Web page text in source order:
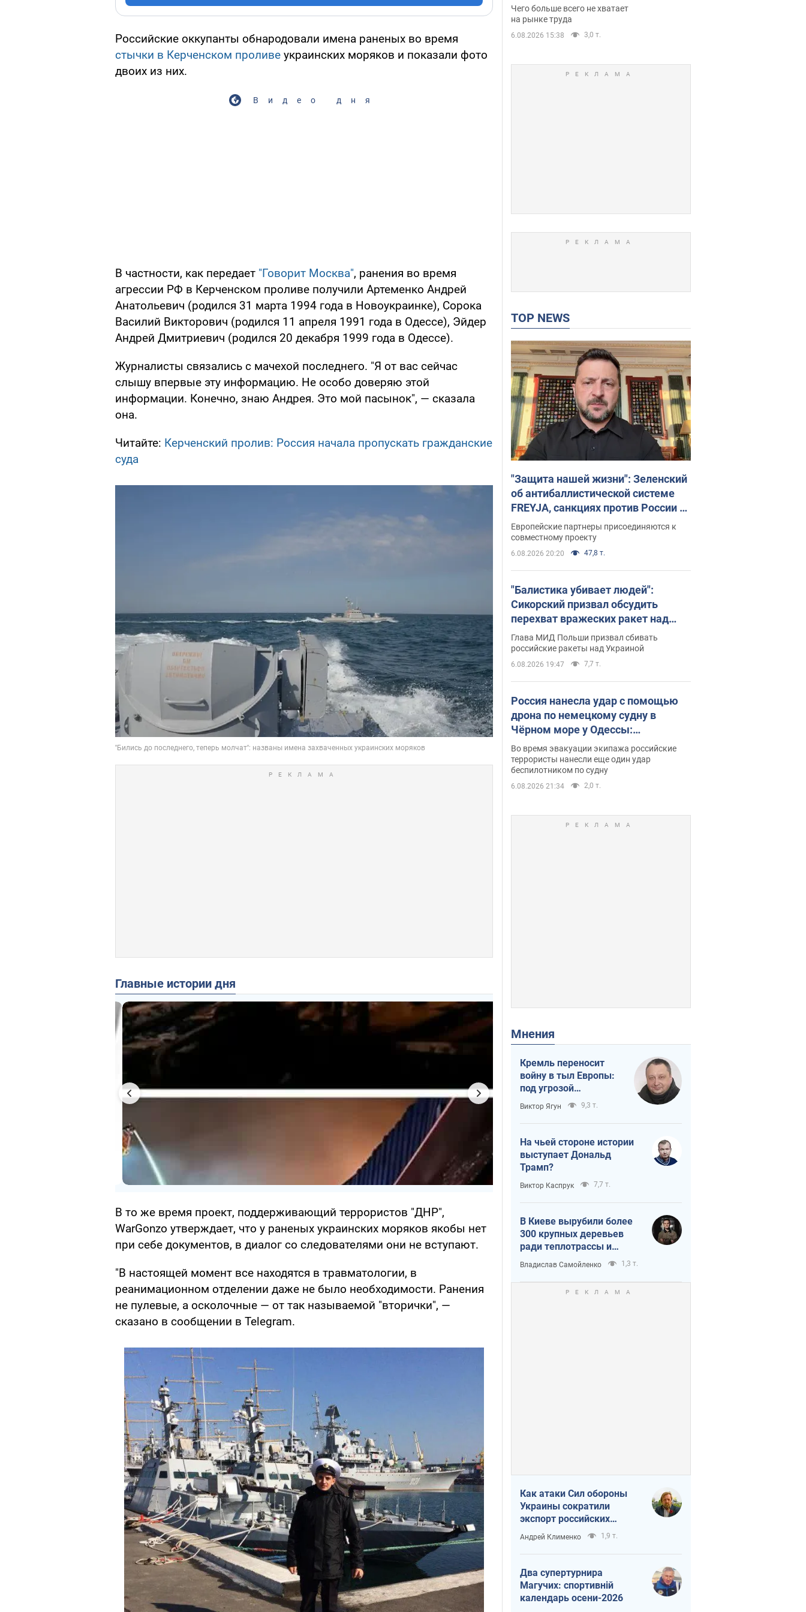
Российские оккупанты обнародовали имена раненых во время
стычки в Керченском проливе украинских моряков и показали фото
двоих из них.
Видео дня
В частности, как передает "Говорит Москва", ранения во время
агрессии РФ в Керченском проливе получили Артеменко Андрей
Анатольевич (родился 31 марта 1994 года в Новоукраинке), Сорока
Василий Викторович (родился 11 апреля 1991 года в Одессе), Эйдер
Андрей Дмитриевич (родился 20 декабря 1999 года в Одессе).
Журналисты связались с мачехой последнего. "Я от вас сейчас
слышу впервые эту информацию. Не особо доверяю этой
информации. Конечно, знаю Андрея. Это мой пасынок", — сказала
она.
Читайте: Керченский пролив: Россия начала пропускать гражданские
суда
Главные истории дня
В то же время проект, поддерживающий террористов "ДНР",
WarGonzo утверждает, что у раненых украинских моряков якобы нет
при себе документов, в диалог со следователями они не вступают.
"В настоящей момент все находятся в травматологии, в
реанимационном отделении даже не было необходимости. Ранения
не пулевые, а осколочные — от так называемой "вторички", —
сказано в сообщении в Telegram.
вакансии
Чего больше всего не хватает
на рынке труда
6.08.2026 15:38 3,0 т.
TOP NEWS
"Защита нашей жизни": Зеленский
об антибаллистической системе
FREYJA, санкциях против России и
поддержке аграриев. Видео
Европейские партнеры присоединяются к
совместному проекту
6.08.2026 20:20 47,8 т.
"Балистика убивает людей":
Сикорский призвал обсудить
перехват вражеских ракет над
Украиной
Глава МИД Польши призвал сбивать
российские ракеты над Украиной
6.08.2026 19:47 7,7 т.
Россия нанесла удар с помощью
дрона по немецкому судну в
Чёрном море у Одессы:
подробности
Во время эвакуации экипажа российские
террористы нанесли еще один удар
беспилотником по судну
6.08.2026 21:34 2,0 т.
Мнения
Кремль переносит
войну в тыл Европы:
под угрозой
критическая
логистика
Виктор Ягун 9,3 т.
На чьей стороне истории
выступает Дональд
Трамп?
Виктор Каспрук 7,7 т.
В Киеве вырубили более
300 крупных деревьев
ради теплотрассы и
вопреки Генплану
Владислав Самойленко 1,3 т.
Как атаки Сил обороны
Украины сократили
экспорт российских
нефтепродуктов
Андрей Клименко 1,9 т.
Два супертурнира
Магучих: спортивній
календарь осени-2026